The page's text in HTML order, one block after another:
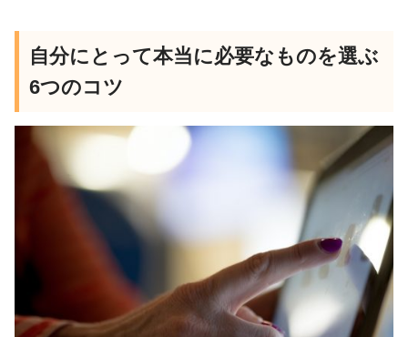
自分にとって本当に必要なものを選ぶ
6つのコツ